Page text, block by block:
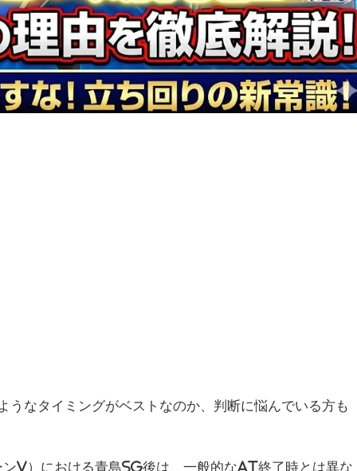
うなタイミングがベストなのか、判断に悩んでいる方も
V）における青島SG後は、一般的なAT終了時とは異な